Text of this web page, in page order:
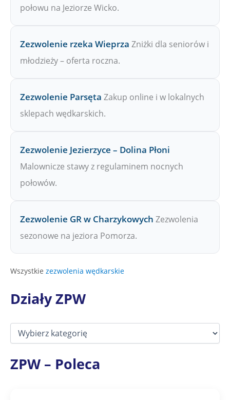
połowu na Jeziorze Wicko.
Zezwolenie rzeka Wieprza Zniżki dla seniorów i
młodzieży – oferta roczna.
Zezwolenie Parsęta Zakup online i w lokalnych
sklepach wędkarskich.
Zezwolenie Jezierzyce – Dolina Płoni
Malownicze stawy z regulaminem nocnych
połowów.
Zezwolenie GR w Charzykowych Zezwolenia
sezonowe na jeziora Pomorza.
Wszystkie zezwolenia wędkarskie
Działy ZPW
D
a
łZPW – Poleca